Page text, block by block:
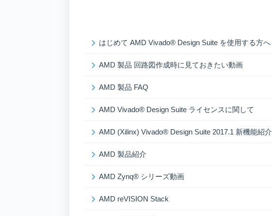
はじめて AMD Vivado® Design Suite を使用する方へ
AMD 製品 回路図作成時に見ておきたい動画
AMD 製品 FAQ
AMD Vivado® Design Suite ライセンスに関して
AMD (Xilinx) Vivado® Design Suite 2017.1 新機能紹介
AMD 製品紹介
AMD Zynq® シリーズ動画
AMD reVISION Stack